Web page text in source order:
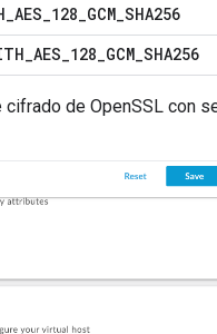
_AES_128_GCM_SHA256
_AES_128_GCM_SHA256
cifrado de OpenSSL con